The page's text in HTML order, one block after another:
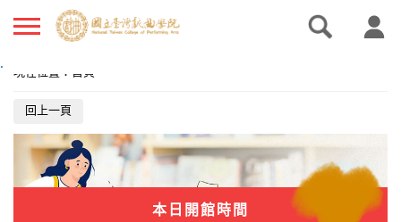
.
現在位置 ： 首頁
回上一頁
本日開館時間